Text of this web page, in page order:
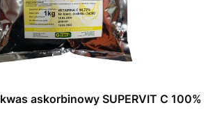
Witamina C 1kg kwas askorbinowy SUPERVIT C 100%